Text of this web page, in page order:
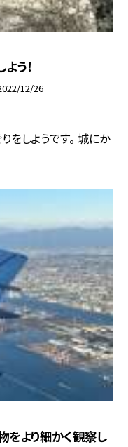
う！
12/26
をしようです。 城にか
より細かく観察し